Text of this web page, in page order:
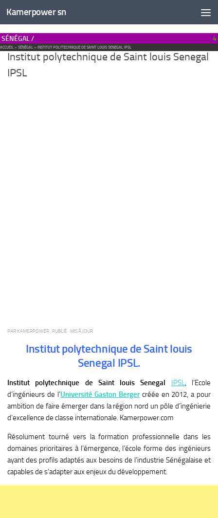
Kamerpower sn
SÉNÉGAL / 4
ACCUEIL » SÉNÉGAL » INSTITUT POLYTECHNIQUE DE SAINT LOUIS SENEGAL IPSL
Institut polytechnique de Saint louis Senegal
IPSL
PAR KAMERPOWER· PUBLIÉ · MIS À JOUR
Institut polytechnique de Saint louis
Senegal IPSL.
Institut polytechnique de Saint louis Senegal IPSL, l’Ecole
d’ingénieurs de l’Université Gaston Bergercréée en 2012, a pour
ambition de faire émerger dans la région nord un pôle d’ingénierie
d’excellence de classe internationale. Kamerpower.com
Résolument tourné vers la formation professionnelle dans les
domaines prioritaires à l’émergence, l’école forme des ingénieurs
ayant des profils adaptés aux besoins de l’industrie Sénégalaise et
capables de s’adapter aux enjeux du développement.